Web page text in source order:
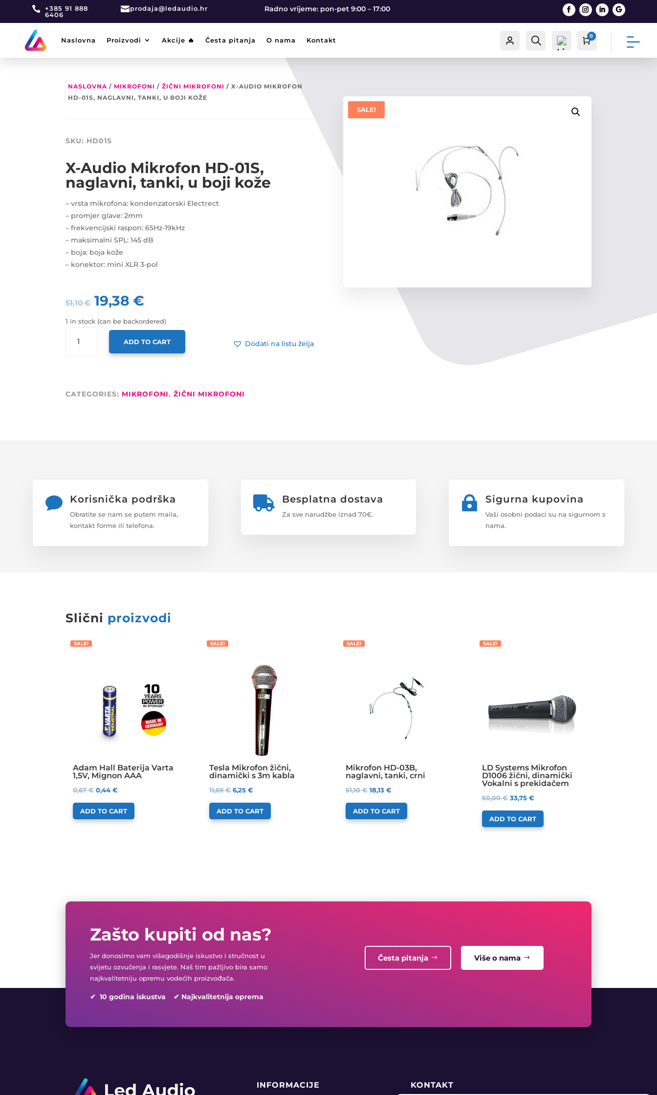
 +385 91 888
6406
prodaja@ledaudio.hr Radno vrijeme: pon-pet 9:00 – 17:00
Naslovna Proizvodi Akcije 🔥 Česta pitanja O nama Kontakt Račun Traži Cart
0
€
NASLOVNA / MIKROFONI /ŽIČNI MIKROFONI / X-AUDIO MIKROFON
HD-01S, NAGLAVNI, TANKI, U BOJI KOŽE
SKU: HD01S
X-Audio Mikrofon HD-01S,
naglavni, tanki, u boji kože
– vrsta mikrofona: kondenzatorski Electrect
– promjer glave: 2mm
– frekvencijski raspon: 65Hz-19kHz
– maksimalni SPL: 145 dB
– boja: boja kože
– konektor: mini XLR 3-pol
51,10€ 19,38€
1 in stock (can be backordered)
AUDIO
ADD TO CART Dodati na listu želja
SALE!
CATEGORIES: MIKROFONI,ŽIČNI MIKROFONI
 Korisnička podrška
Obratite se nam se putem maila,
kontakt forme ili telefona.
 Besplatna dostava
Za sve narudžbe iznad 70€.
 Sigurna kupovina
Vaši osobni podaci su na sigurnom s
nama.
Slični proizvodi
SALE!
Adam Hall Baterija Varta
1,5V, Mignon AAA
0,67€ 0,44€
ADD TO CART
SALE!
Tesla Mikrofon žični,
dinamički s 3m kabla
11,69€ 6,25€
ADD TO CART
SALE!
Mikrofon HD-03B,
naglavni, tanki, crni
51,10€ 18,13€
ADD TO CART
SALE!
LD Systems Mikrofon
D1006 žični, dinamički
Vokalni s prekidačem
50,00€ 33,75€
ADD TO CART
Zašto kupiti od nas?
Jer donosimo vam višegodišnje iskustvo i stručnost u
svijetu ozvučenja i rasvjete. Naš tim pažljivo bira samo
najkvalitetniju opremu vodećih proizvođača.
✔ 10 godina iskustva ✔ Najkvalitetnija oprema
Česta pitanja Više o nama
INFORMACIJE KONTAKT